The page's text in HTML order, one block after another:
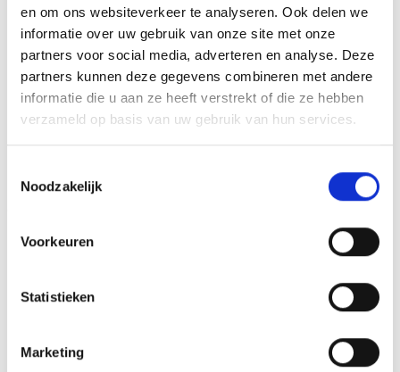
en om ons websiteverkeer te analyseren. Ook delen we
informatie over uw gebruik van onze site met onze
partners voor social media, adverteren en analyse. Deze
partners kunnen deze gegevens combineren met andere
informatie die u aan ze heeft verstrekt of die ze hebben
verzameld op basis van uw gebruik van hun services.
Noodzakelijk
Voorkeuren
Statistieken
Marketing
GERELATEERDE PRODUCTEN
aan
2.50
aan
Medaille D56.01 (70×85 mm)